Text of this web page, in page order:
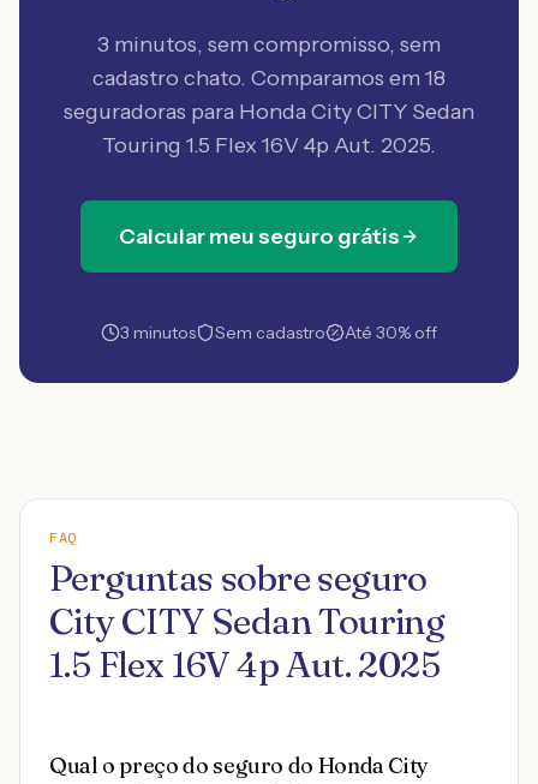
3 minutos, sem compromisso, sem
cadastro chato. Comparamos em 18
seguradoras para Honda City CITY Sedan
Touring 1.5 Flex 16V 4p Aut. 2025.
Calcular meu seguro grátis
3 minutos Sem cadastro Até 30% off
FAQ
Perguntas sobre seguro
City CITY Sedan Touring
1.5 Flex 16V 4p Aut. 2025
Qual o preço do seguro do Honda City